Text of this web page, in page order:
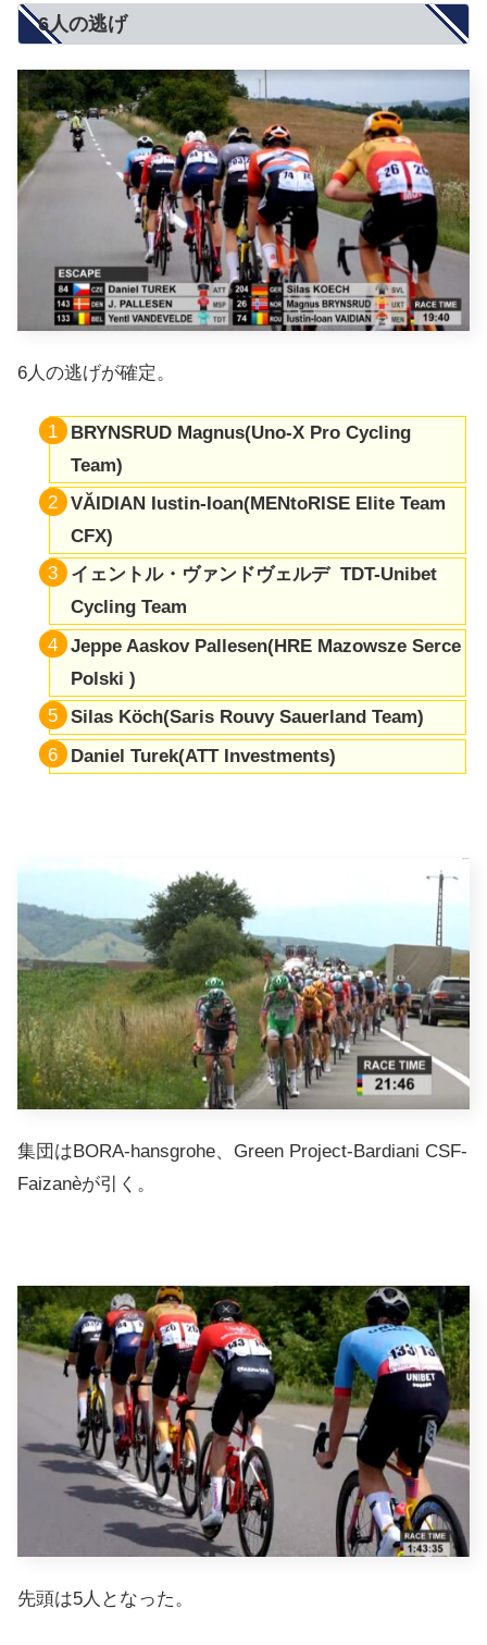
6人の逃げ
6人の逃げが確定。
BRYNSRUD Magnus(Uno-X Pro Cycling
Team)
VĂIDIAN Iustin-Ioan(MENtoRISE Elite Team
CFX)
イェントル・ヴァンドヴェルデ TDT-Unibet
Cycling Team
Jeppe Aaskov Pallesen(HRE Mazowsze Serce
Polski )
Silas Köch(Saris Rouvy Sauerland Team)
Daniel Turek(ATT Investments)
集団はBORA-hansgrohe、Green Project-Bardiani CSF-
Faizanèが引く。
先頭は5人となった。